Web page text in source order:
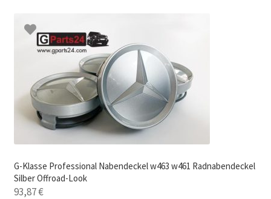
G-Klasse Professional Nabendeckel w463 w461 Radnabendeckel
Silber Offroad-Look
93,87€